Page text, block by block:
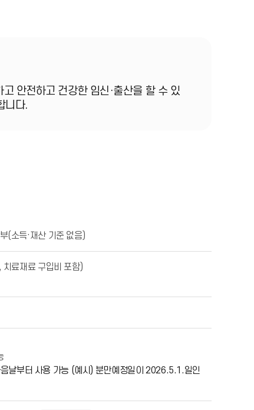
안전하고 건강한 임신·출산을 할 수 있
니다.
(소득·재산 기준 없음)
료재료 구입비 포함)
날부터 사용 가능 (예시) 분만예정일이 2026.5.1.일인